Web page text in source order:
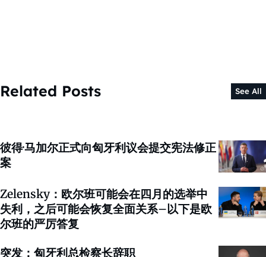
Related Posts See All
彼得·马加尔正式向匈牙利议会提交宪法修正
案
Zelensky：欧尔班可能会在四月的选举中
失利，之后可能会恢复全面关系–以下是欧
尔班的严厉答复
突发：匈牙利总检察长辞职